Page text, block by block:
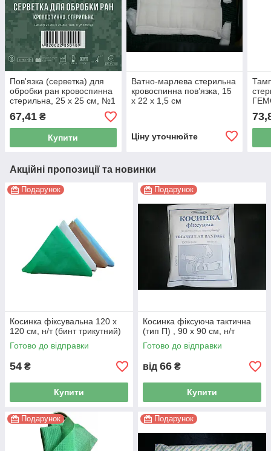
Пов'язка (серветка) для
обробки ран кровоспинна
стерильна, 25 x 25 см, №1
67,41 ₴
Купити
Ватно-марлева стерильна
кровоспинна пов’язка, 15
x 22 x 1,5 см
Ціну уточнюйте
Акційні пропозиції та новинки
Подарунок
Косинка фіксувальна 120 x
120 см, н/т (бинт трикутний)
Готово до відправки
54 ₴
Купити
Подарунок
Косинка фіксуюча тактична
(тип П) , 90 x 90 см, н/т
Готово до відправки
від 66 ₴
Купити
Подарунок Подарунок